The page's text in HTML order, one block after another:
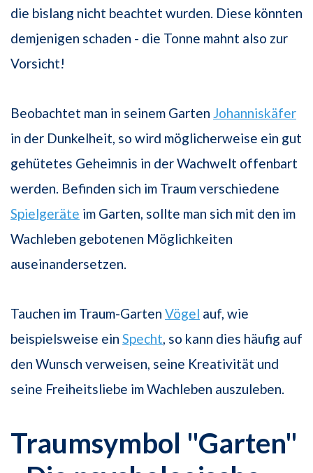
die bislang nicht beachtet wurden. Diese könnten
demjenigen schaden - die Tonne mahnt also zur
Vorsicht!
Beobachtet man in seinem Garten Johanniskäfer
in der Dunkelheit, so wird möglicherweise ein gut
gehütetes Geheimnis in der Wachwelt offenbart
werden. Befinden sich im Traum verschiedene
Spielgeräte im Garten, sollte man sich mit den im
Wachleben gebotenen Möglichkeiten
auseinandersetzen.
Tauchen im Traum-Garten Vögel auf, wie
beispielsweise ein Specht, so kann dies häufig auf
den Wunsch verweisen, seine Kreativität und
seine Freiheitsliebe im Wachleben auszuleben.
Traumsymbol "Garten"